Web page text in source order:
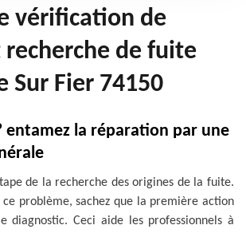
vérification de
de fuite
Sur Fier 74150
entamez la réparation par une
de la recherche des origines de la fuite.
ce problème, sachez que la première action
diagnostic. Ceci aide les professionnels à